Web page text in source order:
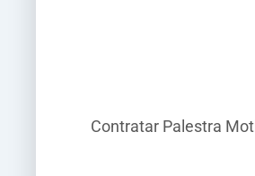
Contratar Palestra